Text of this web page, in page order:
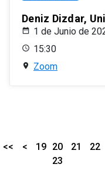
Deniz Dizdar,
1 de Junio de
15:30
Zoom
<< < 19 20 21
22
23